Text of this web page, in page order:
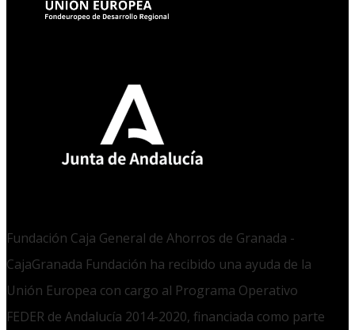
Fundación Caja General de Ahorros de Granada -
CajaGranada Fundación ha recibido una ayuda de la
Unión Europea con cargo al Programa Operativo
FEDER de Andalucía 2014-2020, financiada como parte